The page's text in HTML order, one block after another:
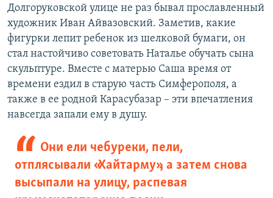
Долгоруковской улице не раз бывал прославленный
художник Иван Айвазовский. Заметив, какие
фигурки лепит ребенок из шелковой бумаги, он
стал настойчиво советовать Наталье обучать сына
скульптуре. Вместе с матерью Саша время от
времени ездил в старую часть Симферополя, а
также в ее родной Карасубазар – эти впечатления
навсегда запали ему в душу.
Они ели чебуреки, пели,
отплясывали «Хайтарму», а затем снова
высыпали на улицу, распевая